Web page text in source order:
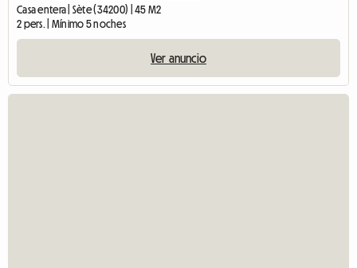
Casa entera | Sète (34200) | 45 M2
2 pers. | Mínimo 5 noches
Ver anuncio